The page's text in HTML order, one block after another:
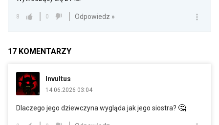
8 0 Odpowiedz »
17 KOMENTARZY
Invultus
14.06.2026 03:04
Dlaczego jego dziewczyna wygląda jak jego siostra? 🤔